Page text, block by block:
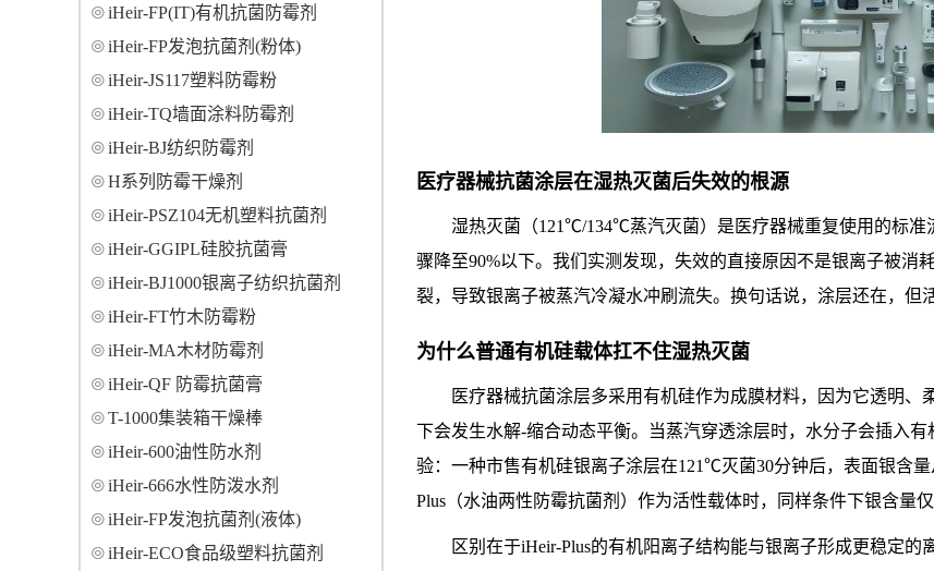
iHeir-FP(IT)有机抗菌防霉剂
iHeir-FP发泡抗菌剂(粉体)
iHeir-JS117塑料防霉粉
iHeir-TQ墙面涂料防霉剂
iHeir-BJ纺织防霉剂
H系列防霉干燥剂
iHeir-PSZ104无机塑料抗菌剂
iHeir-GGIPL硅胶抗菌膏
iHeir-BJ1000银离子纺织抗菌剂
iHeir-FT竹木防霉粉
iHeir-MA木材防霉剂
iHeir-QF 防霉抗菌膏
T-1000集装箱干燥棒
iHeir-600油性防水剂
iHeir-666水性防泼水剂
iHeir-FP发泡抗菌剂(液体)
iHeir-ECO食品级塑料抗菌剂
医疗器械抗菌涂层在湿热灭菌后失效的根源
湿热灭菌（121℃/134℃蒸汽灭菌）是医疗器械重复使用的标准
骤降至90%以下。我们实测发现，失效的直接原因不是银离子被消
裂，导致银离子被蒸汽冷凝水冲刷流失。换句话说，涂层还在，但
为什么普通有机硅载体扛不住湿热灭菌
医疗器械抗菌涂层多采用有机硅作为成膜材料，因为它透明
下会发生水解-缩合动态平衡。当蒸汽穿透涂层时，水分子会插入
验：一种市售有机硅银离子涂层在121℃灭菌30分钟后，表面银含量
Plus（水油两性防霉抗菌剂）作为活性载体时，同样条件下银含量仅
区别在于iHeir-Plus的有机阳离子结构能与银离子形成更稳定